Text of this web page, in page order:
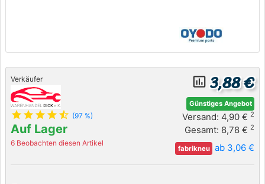
Verkäufer
star star star star star_half (97 %)
Auf Lager
6 Beobachten diesen Artikel
insert_chart_outlined 3,88 €
Günstiges Angebot
Versand: 4,90 € 2
Gesamt: 8,78 € 2
fabrikneu ab 3,06 €